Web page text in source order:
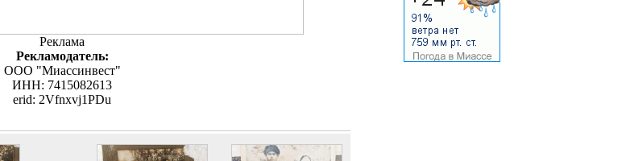
Реклама
Рекламодатель:
ООО "Миассинвест"
ИНН: 7415082613
erid: 2Vfnxvj1PDu